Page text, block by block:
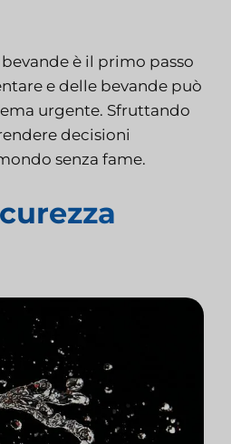
è il primo passo
e delle bevande può
urgente. Sfruttando
decisioni
senza fame.